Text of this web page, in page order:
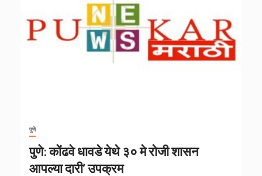
पुणे
पुणे: कोंढवे धावडे येथे ३० मे रोजी शासन
आपल्या दारी’ उपक्रम